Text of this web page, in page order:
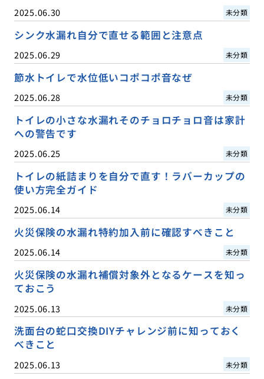
2025.06.30 未分類
シンク水漏れ自分で直せる範囲と注意点
2025.06.29 未分類
節水トイレで水位低いコポコポ音なぜ
2025.06.28 未分類
トイレの小さな水漏れそのチョロチョロ音は家計
への警告です
2025.06.25 未分類
トイレの紙詰まりを自分で直す！ラバーカップの
使い方完全ガイド
2025.06.14 未分類
火災保険の水漏れ特約加入前に確認すべきこと
2025.06.14 未分類
火災保険の水漏れ補償対象外となるケースを知っ
ておこう
2025.06.13 未分類
洗面台の蛇口交換DIYチャレンジ前に知っておく
べきこと
2025.06.13 未分類